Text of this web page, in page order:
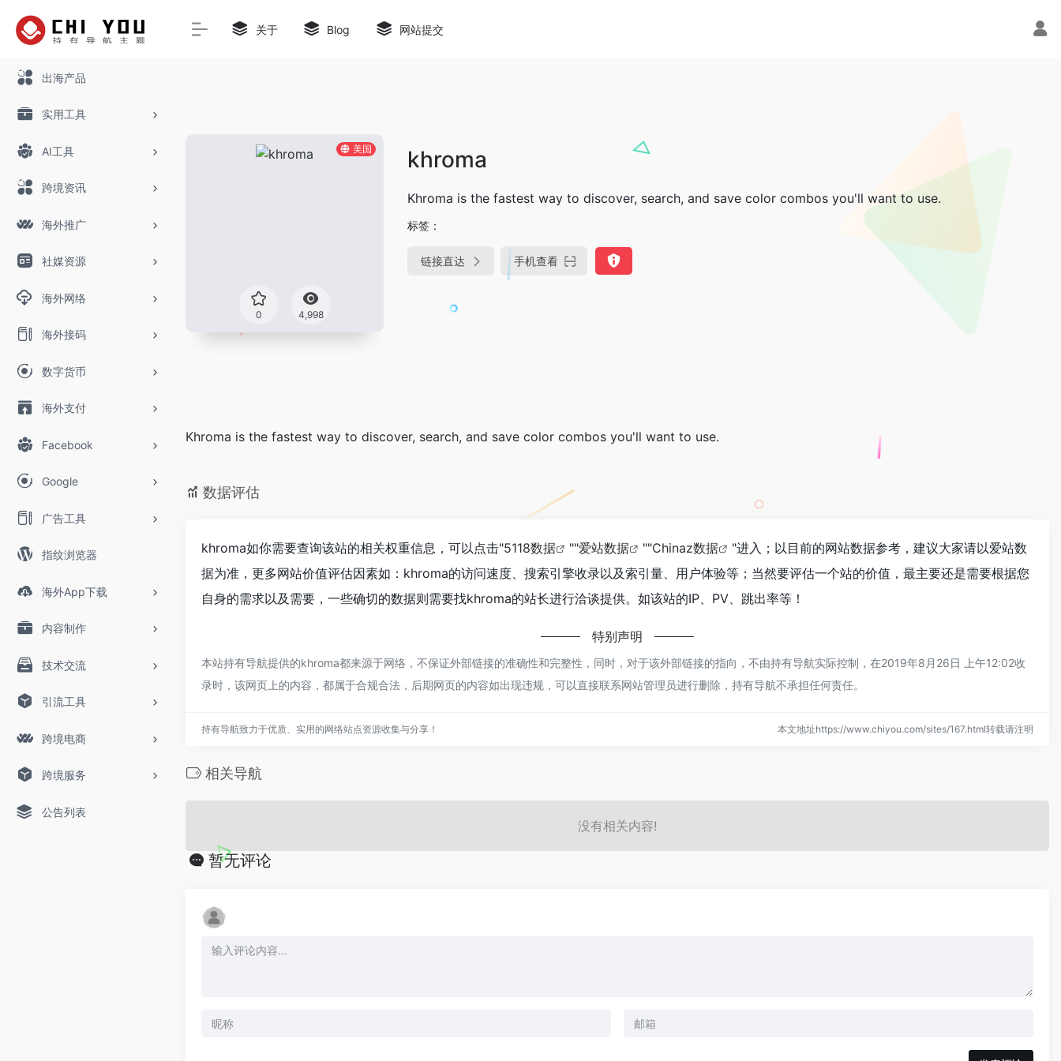
出海产品
实用工具
AI工具
跨境资讯
海外推广
社媒资源
海外网络
海外接码
数字货币
海外支付
Facebook
Google
广告工具
指纹浏览器
海外App下载
内容制作
技术交流
引流工具
跨境电商
跨境服务
公告列表
关于 Blog 网站提交
美国
0 4,998
khroma
Khroma is the fastest way to discover, search, and save color combos you'll want to use.
标签：
链接直达 手机查看
Khroma is the fastest way to discover, search, and save color combos you'll want to use.
数据评估
khroma如你需要查询该站的相关权重信息，可以点击"5118数据 ""爱站数据 ""Chinaz数据
"进入；以目前的网站数据参考，建议大家请以爱站数
据为准，更多网站价值评估因素如：khroma的访问速度、搜索引擎收录以及索引量、用户体验等；当然要评估一个站的价值，最主要还是需要根据您
自身的需求以及需要，一些确切的数据则需要找khroma的站长进行洽谈提供。如该站的IP、PV、跳出率等！
特别声明
本站持有导航提供的khroma都来源于网络，不保证外部链接的准确性和完整性，同时，对于该外部链接的指向，不由持有导航实际控制，在2019年8月26日 上午12:02收
录时，该网页上的内容，都属于合规合法，后期网页的内容如出现违规，可以直接联系网站管理员进行删除，持有导航不承担任何责任。
持有导航致力于优质、实用的网络站点资源收集与分享！ 本文地址https://www.chiyou.com/sites/167.html转载请注明
相关导航
没有相关内容!
暂无评论